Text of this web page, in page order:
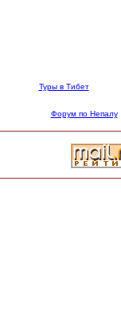
Туры в Тибет
Форум по Непалу